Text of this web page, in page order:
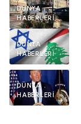
DÜNYA
HABERLERI
DÜNYA
HABERLERI
DÜNYA
HABERLERI